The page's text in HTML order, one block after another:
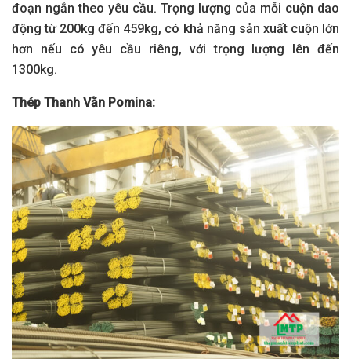
đoạn ngắn theo yêu cầu. Trọng lượng của mỗi cuộn dao
động từ 200kg đến 459kg, có khả năng sản xuất cuộn lớn
hơn nếu có yêu cầu riêng, với trọng lượng lên đến
1300kg.
Thép Thanh Vằn Pomina: